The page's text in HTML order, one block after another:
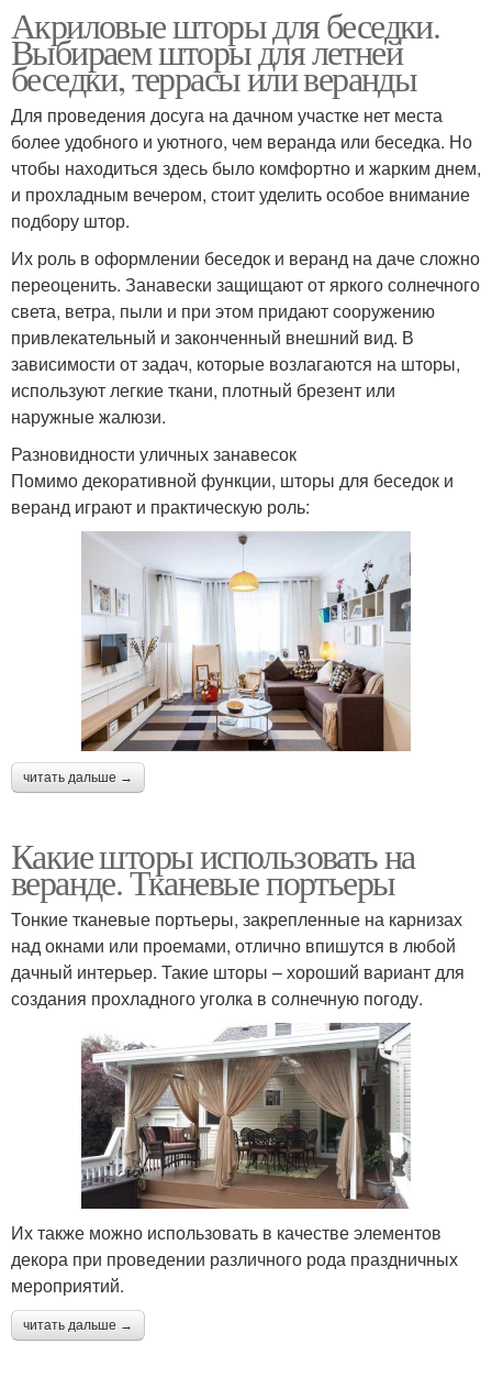
Акриловые шторы для беседки.
Выбираем шторы для летней
беседки, террасы или веранды
Для проведения досуга на дачном участке нет места
более удобного и уютного, чем веранда или беседка. Но
чтобы находиться здесь было комфортно и жарким днем,
и прохладным вечером, стоит уделить особое внимание
подбору штор.
Их роль в оформлении беседок и веранд на даче сложно
переоценить. Занавески защищают от яркого солнечного
света, ветра, пыли и при этом придают сооружению
привлекательный и законченный внешний вид. В
зависимости от задач, которые возлагаются на шторы,
используют легкие ткани, плотный брезент или
наружные жалюзи.
Разновидности уличных занавесок
Помимо декоративной функции, шторы для беседок и
веранд играют и практическую роль:
читать дальше →
Какие шторы использовать на
веранде. Тканевые портьеры
Тонкие тканевые портьеры, закрепленные на карнизах
над окнами или проемами, отлично впишутся в любой
дачный интерьер. Такие шторы – хороший вариант для
создания прохладного уголка в солнечную погоду.
Их также можно использовать в качестве элементов
декора при проведении различного рода праздничных
мероприятий.
читать дальше →